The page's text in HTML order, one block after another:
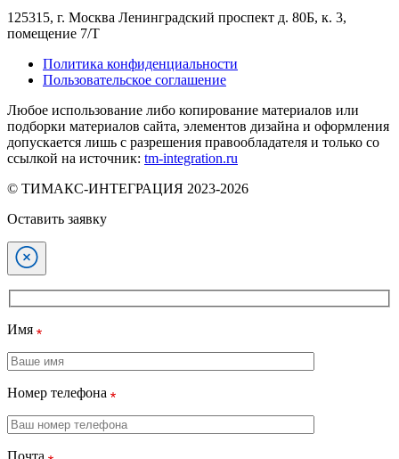
125315, г. Москва Ленинградский проспект д. 80Б, к. 3,
помещение 7/Т
Политика конфиденциальности
Пользовательское соглашение
Любое использование либо копирование материалов или
подборки материалов сайта, элементов дизайна и оформления
допускается лишь с разрешения правообладателя и только со
ссылкой на источник: tm-integration.ru
© ТИМАКС-ИНТЕГРАЦИЯ 2023-2026
Оставить заявку
Имя
Номер телефона
Почта